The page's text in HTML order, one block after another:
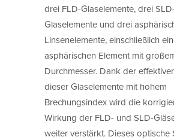
drei FLD-Glaselemente, drei SLD-
Glaselemente und drei
Linsenelemente, einschließlich
asphärischen Element mit
Durchmesser. Dank der
dieser Glaselemente mit hohem
Brechungsindex wird die
Wirkung der FLD- und SLD-
weiter verstärkt. Dieses optische